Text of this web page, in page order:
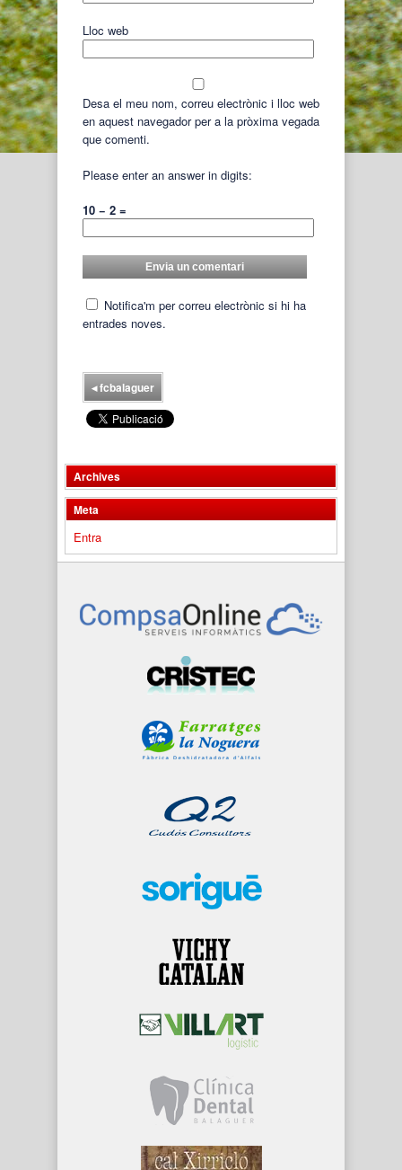
Lloc web
Desa el meu nom, correu electrònic i lloc web
en aquest navegador per a la pròxima vegada
que comenti.
Please enter an answer in digits:
10 − 2 =
Notifica'm per correu electrònic si hi ha
entrades noves.
◂fcbalaguer
Archives
Meta
Entra